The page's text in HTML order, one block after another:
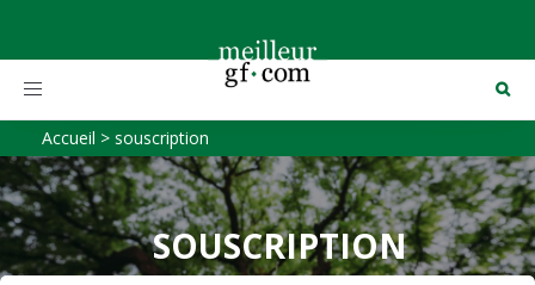
Toggle
Accueil > souscription
SOUSCRIPTION